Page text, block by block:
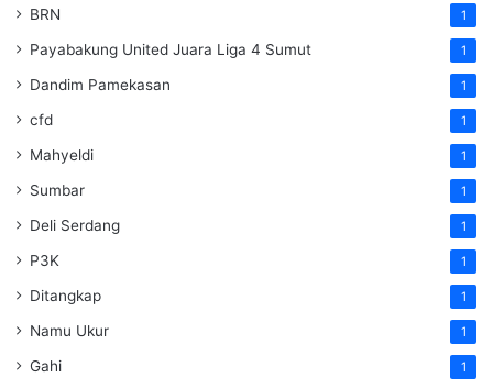
BRN 1
Payabakung United Juara Liga 4 Sumut 1
Dandim Pamekasan 1
cfd 1
Mahyeldi 1
Sumbar 1
Deli Serdang 1
P3K 1
Ditangkap 1
Namu Ukur 1
Gahi 1